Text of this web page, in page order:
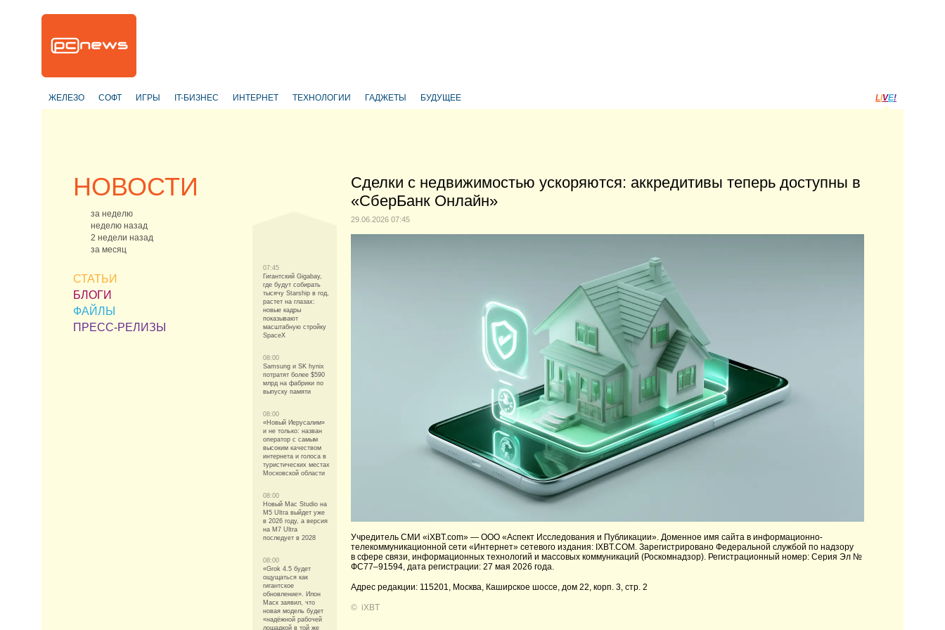
ЖЕЛЕЗО СОФТ ИГРЫ IT-БИЗНЕС ИНТЕРНЕТ ТЕХНОЛОГИИ ГАДЖЕТЫ БУДУЩЕЕ LIVE!
НОВОСТИ
за неделю
неделю назад
2 недели назад
за месяц
СТАТЬИ
БЛОГИ
ФАЙЛЫ
ПРЕСС-РЕЛИЗЫ
07:45
Гигантский Gigabay,
где будут собирать
тысячу Starship в год,
растет на глазах:
новые кадры
показывают
масштабную стройку
SpaceX
08:00
Samsung и SK hynix
потратят более $590
млрд на фабрики по
выпуску памяти
08:00
«Новый Иерусалим»
и не только: назван
оператор с самым
высоким качеством
интернета и голоса в
туристических местах
Московской области
08:00
Новый Mac Studio на
M5 Ultra выйдет уже
в 2026 году, а версия
на M7 Ultra
последует в 2028
08:00
«Grok 4.5 будет
ощущаться как
гигантское
обновление». Илон
Маск заявил, что
новая модель будет
«надёжной рабочей
лошадкой в той же
Сделки с недвижимостью ускоряются: аккредитивы теперь доступны в
«СберБанк Онлайн»
29.06.2026 07:45
Учредитель СМИ «iXBT.com» — ООО «Аспект Исследования и Публикации». Доменное имя сайта в информационно-
телекоммуникационной сети «Интернет» сетевого издания: IXBT.COM. Зарегистрировано Федеральной службой по надзору
в сфере связи, информационных технологий и массовых коммуникаций (Роскомнадзор). Регистрационный номер: Серия Эл №
ФС77–91594, дата регистрации: 27 мая 2026 года.
Адрес редакции: 115201, Москва, Каширское шоссе, дом 22, корп. 3, стр. 2
© iXBT